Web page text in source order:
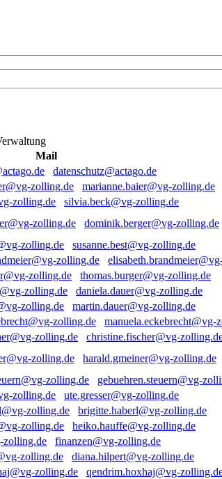
Mail
datenschutz@actago.de
marianne.baier@vg-zolling.de
silvia.beck@vg-zolling.de
dominik.berger@vg-zolling.de
susanne.best@vg-zolling.de
thomas.burger@vg-zolling.de
daniela.dauer@vg-zolling.de
martin.dauer@vg-zolling.de
manuela.eckebrecht@vg-
christine.fischer@vg-
harald.gmeiner@vg-zolling.de
gebuehren.steuern@vg-
ute.gresser@vg-zolling.de
brigitte.haberl@vg-zolling.de
heiko.hauffe@vg-zolling.de
finanzen@vg-zolling.de
diana.hilpert@vg-zolling.de
qendrim.hoxhaj@vg-